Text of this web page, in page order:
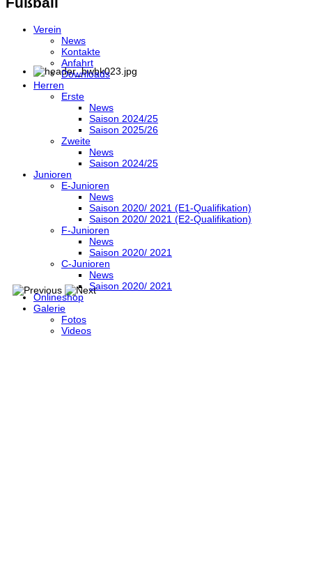
Verein
News
Kontakte
Anfahrt
Downloads
Herren
Erste
News
Saison 2024/25
Saison 2025/26
Zweite
News
Saison 2024/25
Junioren
E-Junioren
News
Saison 2020/ 2021 (E1-Qualifikation)
Saison 2020/ 2021 (E2-Qualifikation)
F-Junioren
News
Saison 2020/ 2021
C-Junioren
News
Saison 2020/ 2021
Onlineshop
Galerie
Fotos
Videos